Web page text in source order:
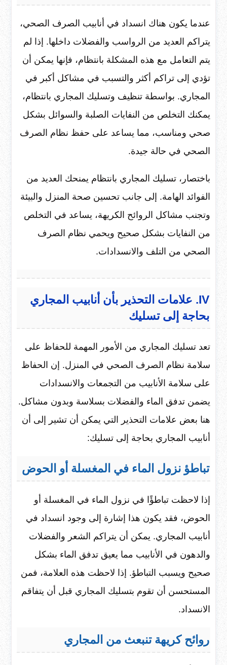
عندما يكون هناك انسداد في أنابيب الصرف الصحي،
يتراكم العديد من الرواسب والفضلات داخلها. إذا لم
يتم التعامل مع هذه المشكلة بانتظام، فإنها يمكن أن
تؤدي إلى تراكم أكثر والتسبب في مشاكل أكبر في
المجاري. بواسطة تنظيف وتسليك المجاري بانتظام،
يمكنك التخلص من النفايات الصلبة والسوائل بشكل
صحي ومناسب، مما يساعد على حفظ نظام الصرف
الصحي في حالة جيدة.
باختصار، تسليك المجاري بانتظام يمنحك العديد من
الفوائد الهامة. إلى جانب تحسين صحة المنزل والبيئة
وتجنب مشاكل الروائح الكريهة، يساعد في التخلص
من النفايات بشكل صحيح ويحمي نظام الصرف
الصحي من التلف والانسدادات.
IV. علامات التحذير بأن أنابيب المجاري
بحاجة إلى تسليك
تعد تسليك المجاري من الأمور المهمة للحفاظ على
سلامة نظام الصرف الصحي في المنزل. إن الحفاظ
على سلامة الأنابيب من التجمعات والانسدادات
يضمن تدفق الماء والفضلات بسلاسة وبدون مشاكل.
هنا بعض علامات التحذير التي يمكن أن تشير إلى أن
أنابيب المجاري بحاجة إلى تسليك:
تباطؤ نزول الماء في المغسلة أو الحوض
إذا لاحظت تباطؤًا في نزول الماء في المغسلة أو
الحوض، فقد يكون هذا إشارة إلى وجود انسداد في
أنابيب المجاري. يمكن أن يتراكم الشعر والفضلات
والدهون في الأنابيب مما يعيق تدفق الماء بشكل
صحيح ويسبب التباطؤ. إذا لاحظت هذه العلامة، فمن
المستحسن أن تقوم بتسليك المجاري قبل أن يتفاقم
الانسداد.
روائح كريهة تنبعث من المجاري